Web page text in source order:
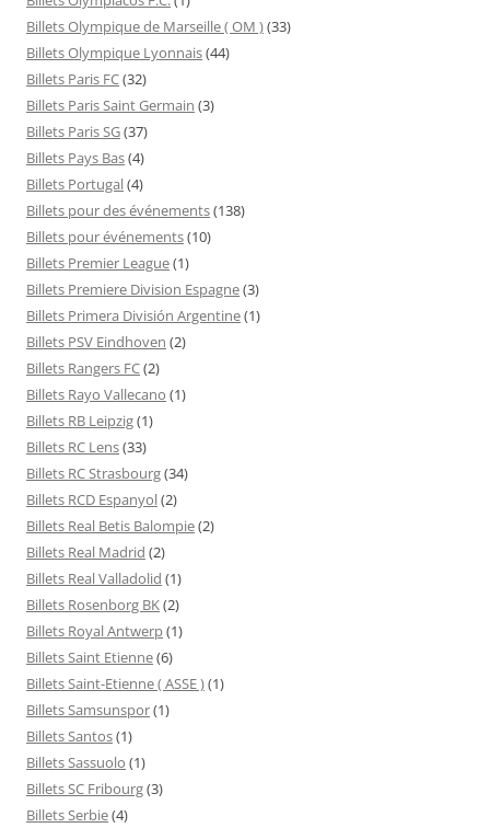
Billets Olympique de Marseille ( OM )(33)
Billets Olympique Lyonnais(44)
Billets Paris FC(32)
Billets Paris Saint Germain (3)
Billets Paris SG(37)
Billets Pays Bas(4)
Billets Portugal(4)
Billets pour des événements(138)
Billets pour événements(10)
Billets Premier League(1)
Billets Premiere Division Espagne(3)
Billets Primera División Argentine(1)
Billets PSV Eindhoven (2)
Billets Rangers FC(2)
Billets Rayo Vallecano (1)
Billets RB Leipzig(1)
Billets RC Lens(33)
Billets RC Strasbourg(34)
Billets RCD Espanyol(2)
Billets Real Betis Balompie(2)
Billets Real Madrid (2)
Billets Real Valladolid (1)
Billets Rosenborg BK(2)
Billets Royal Antwerp(1)
Billets Saint Etienne(6)
Billets Saint-Etienne ( ASSE )(1)
Billets Samsunspor(1)
Billets Santos(1)
Billets Sassuolo (1)
Billets SC Fribourg(3)
Billets Serbie(4)